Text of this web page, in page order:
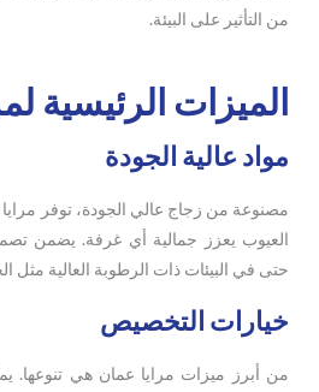
من التأثير على البيئة.
الميزات الرئيسية
مواد عالية الجودة
مصنوعة من زجاج عالي الجودة، توفر
العيوب يعزز جمالية أي غرفة. يضمن
حتى في البيئات ذات الرطوبة العالية مثل
خيارات التخصيص
من أبرز ميزات مرايا عمان هي تنوعها.